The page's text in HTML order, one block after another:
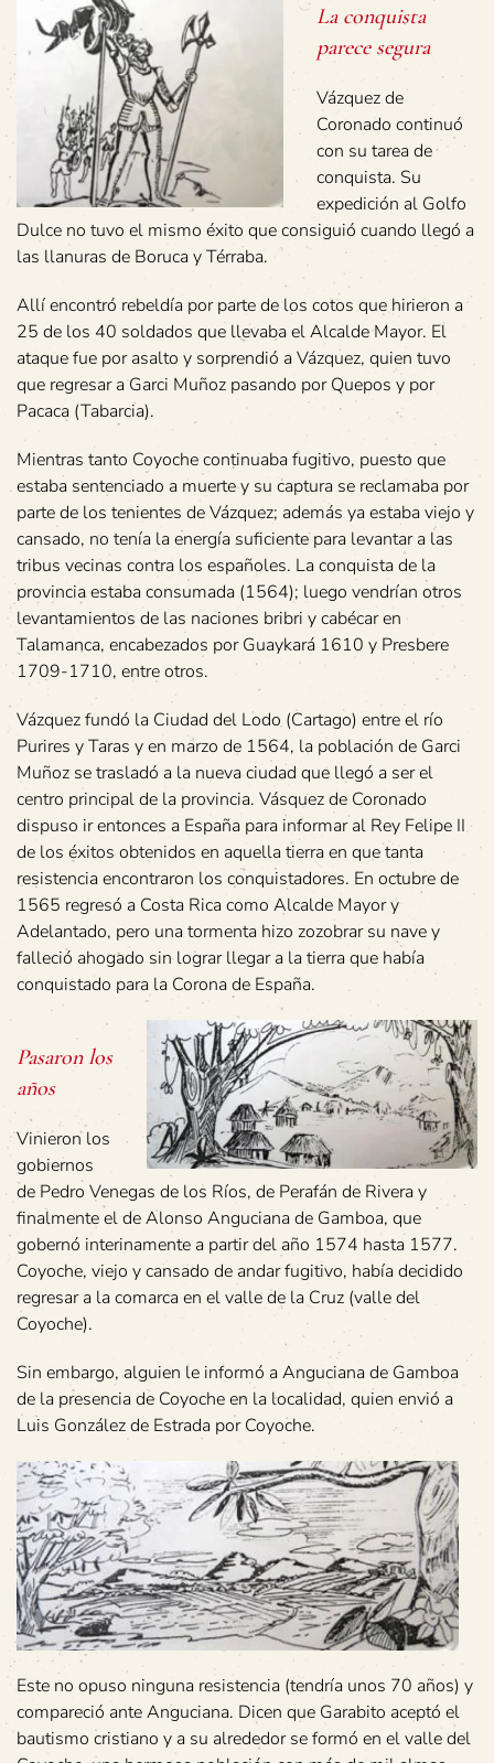
La conquista
parece segura
Vázquez de
Coronado continuó
con su tarea de
conquista. Su
expedición al Golfo
Dulce no tuvo el mismo éxito que consiguió cuando llegó a
las llanuras de Boruca y Térraba.
Allí encontró rebeldía por parte de los cotos que hirieron a
25 de los 40 soldados que llevaba el Alcalde Mayor. El
ataque fue por asalto y sorprendió a Vázquez, quien tuvo
que regresar a Garci Muñoz pasando por Quepos y por
Pacaca (Tabarcia).
Mientras tanto Coyoche continuaba fugitivo, puesto que
estaba sentenciado a muerte y su captura se reclamaba por
parte de los tenientes de Vázquez; además ya estaba viejo y
cansado, no tenía la energía suficiente para levantar a las
tribus vecinas contra los españoles. La conquista de la
provincia estaba consumada (1564); luego vendrían otros
levantamientos de las naciones bribri y cabécar en
Talamanca, encabezados por Guaykará 1610 y Presbere
1709-1710, entre otros.
Vázquez fundó la Ciudad del Lodo (Cartago) entre el río
Purires y Taras y en marzo de 1564, la población de Garci
Muñoz se trasladó a la nueva ciudad que llegó a ser el
centro principal de la provincia. Vásquez de Coronado
dispuso ir entonces a España para informar al Rey Felipe II
de los éxitos obtenidos en aquella tierra en que tanta
resistencia encontraron los conquistadores. En octubre de
1565 regresó a Costa Rica como Alcalde Mayor y
Adelantado, pero una tormenta hizo zozobrar su nave y
falleció ahogado sin lograr llegar a la tierra que había
conquistado para la Corona de España.
Pasaron los
años
Vinieron los
gobiernos
de Pedro Venegas de los Ríos, de Perafán de Rivera y
finalmente el de Alonso Anguciana de Gamboa, que
gobernó interinamente a partir del año 1574 hasta 1577.
Coyoche, viejo y cansado de andar fugitivo, había decidido
regresar a la comarca en el valle de la Cruz (valle del
Coyoche).
Sin embargo, alguien le informó a Anguciana de Gamboa
de la presencia de Coyoche en la localidad, quien envió a
Luis González de Estrada por Coyoche.
Este no opuso ninguna resistencia (tendría unos 70 años) y
compareció ante Anguciana. Dicen que Garabito aceptó el
bautismo cristiano y a su alrededor se formó en el valle del